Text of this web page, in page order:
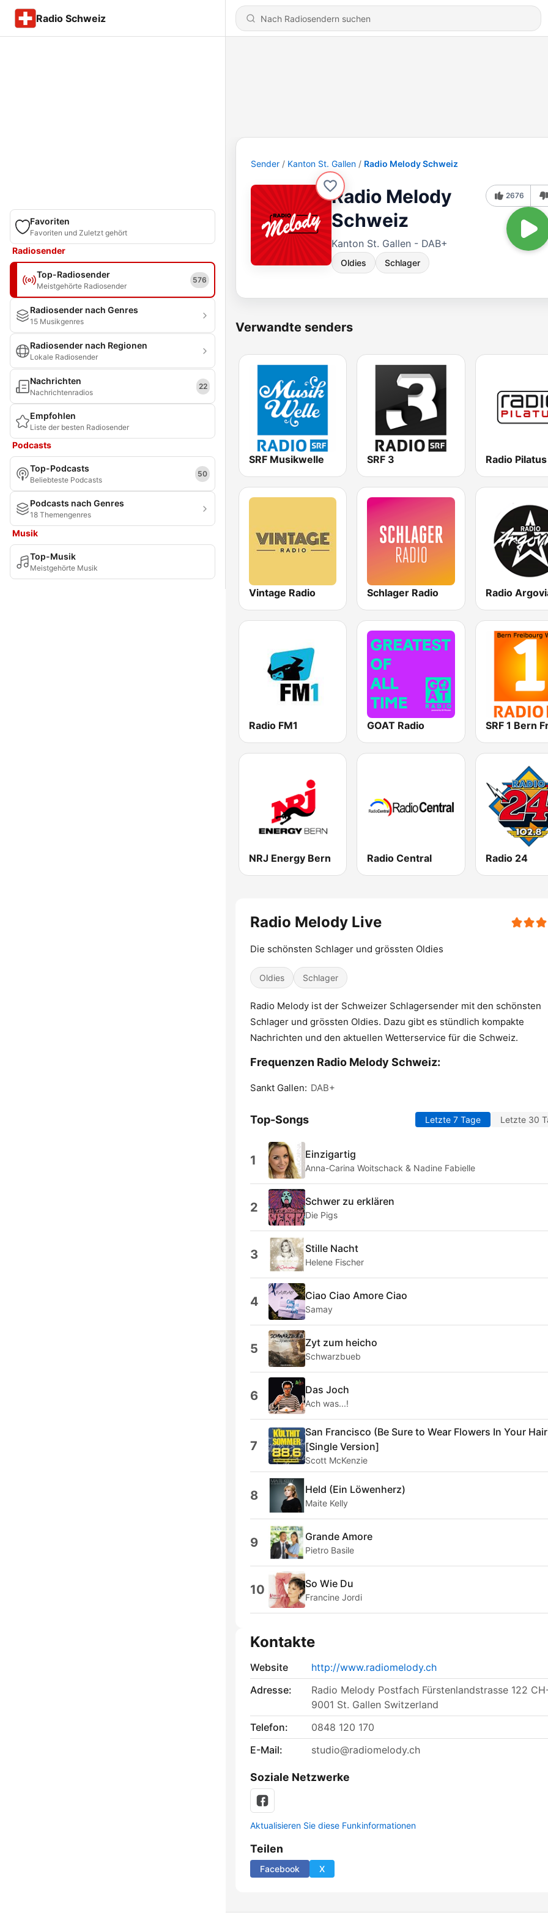
Radio Schweiz
Favoriten
Favoriten und Zuletzt gehört
Radiosender
Top-Radiosender
Meistgehörte Radiosender
576
Radiosender nach Genres
15 Musikgenres
Radiosender nach Regionen
Lokale Radiosender
Nachrichten
Nachrichtenradios
22
Empfohlen
Liste der besten Radiosender
Podcasts
Top-Podcasts
Beliebteste Podcasts
50
Podcasts nach Genres
18 Themengenres
Musik
Top-Musik
Meistgehörte Musik
Sender Kanton St. Gallen Radio Melody Schweiz
Radio Melody
Schweiz
Kanton St. Gallen - DAB+
Oldies Schlager
2676
Verwandte senders
SRF Musikwelle SRF 3 Radio Pilatus
Vintage Radio Schlager Radio Radio
Radio FM1 GOAT Radio
NRJ Energy Bern Radio Central Radio 24
Radio Melody Live
Die schönsten Schlager und grössten Oldies
Oldies Schlager
Radio Melody ist der Schweizer Schlagersender mit den schönsten
Schlager und grössten Oldies. Dazu gibt es stündlich kompakte
Nachrichten und den aktuellen Wetterservice für die Schweiz.
Frequenzen Radio Melody Schweiz:
Sankt Gallen: DAB+
Top-Songs Letzte 7 Tage Letzte 30
1 Einzigartig
Anna-Carina Woitschack & Nadine Fabielle
2 Schwer zu erklären
Die Pigs
3 Stille Nacht
Helene Fischer
4 Ciao Ciao Amore Ciao
Samay
5 Zyt zum heicho
Schwarzbueb
6 Das Joch
Ach was...!
7
San Francisco (Be Sure to Wear Flowers In Your
[Single Version]
Scott McKenzie
8 Held (Ein Löwenherz)
Maite Kelly
9 Grande Amore
Pietro Basile
10 So Wie Du
Francine Jordi
Kontakte
Website
http://www.radiomelody.ch
Adresse:
Radio Melody Postfach Fürstenlandstrasse 122
9001 St. Gallen Switzerland
Telefon:
0848 120 170
E-Mail:
studio@radiomelody.ch
Soziale Netzwerke
Aktualisieren Sie diese Funkinformationen
Teilen
Facebook X